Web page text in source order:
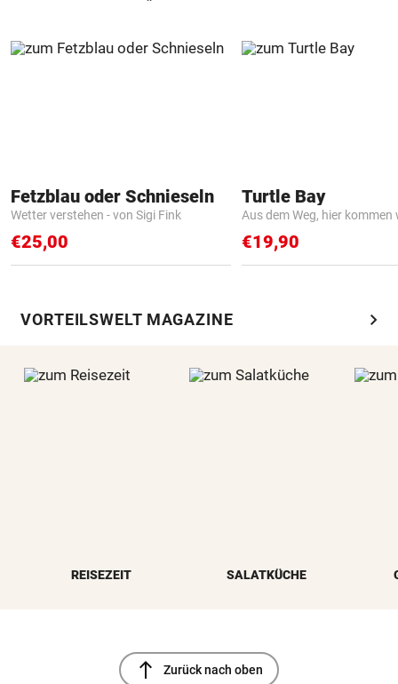
Fetzblau oder Schnieseln
Wetter verstehen - von Sigi Fink
€25,00
Turtle Bay
Aus dem Weg, hier kommen
€19,90
VORTEILSWELT MAGAZINE chevron_right
REISEZEIT SALATKÜCHE
north Zurück nach oben